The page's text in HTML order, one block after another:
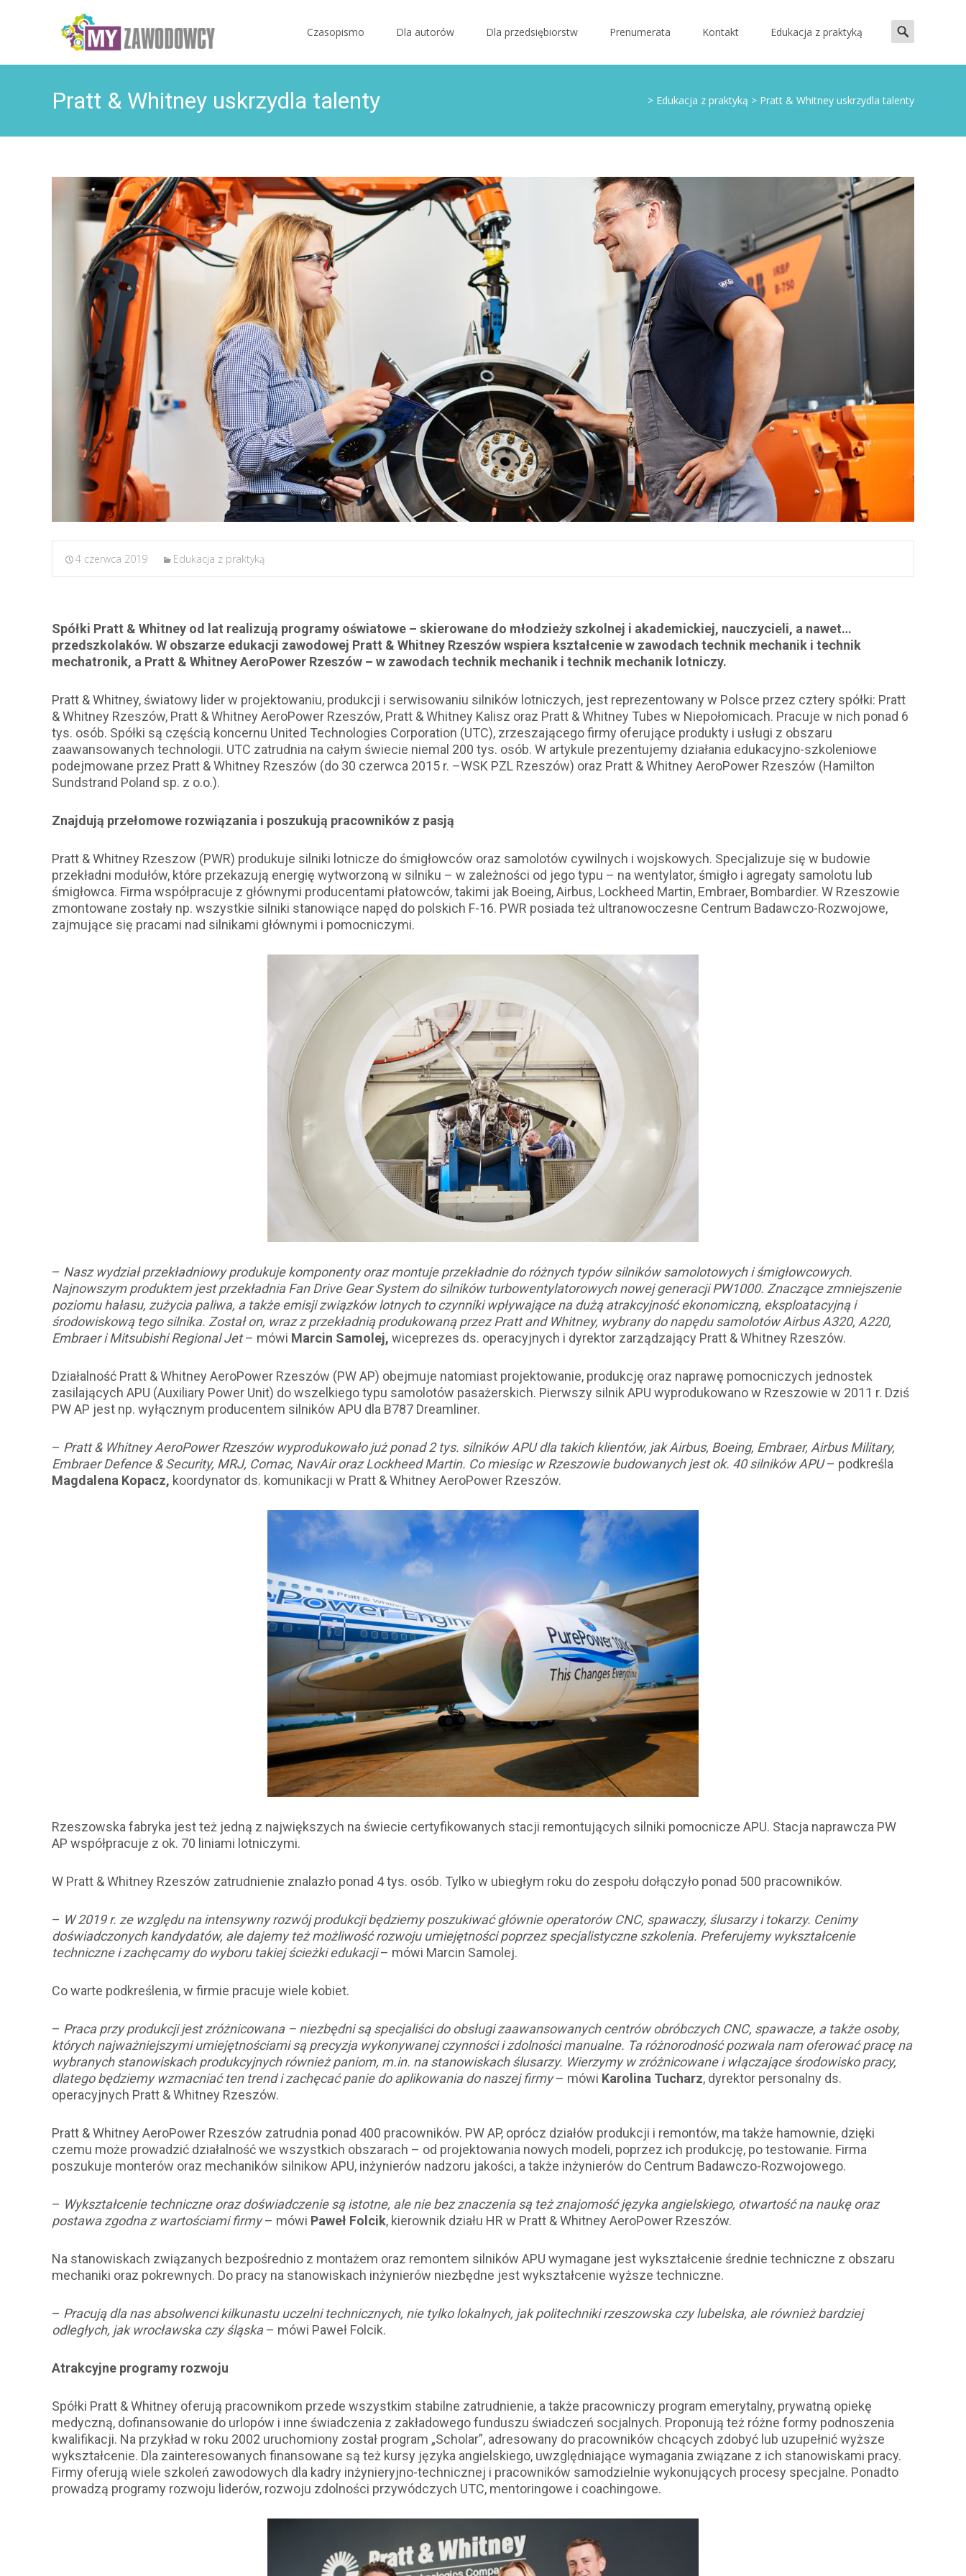
Czasopismo
Dla autorów Dla przedsiębiorstw Prenumerata Kontakt Edukacja z praktyką
Search
for:
Pratt & Whitney uskrzydla talenty > Edukacja z praktyką > Pratt & Whitney uskrzydla talenty
4 czerwca 2019 Edukacja z praktyką
Spółki Pratt & Whitney od lat realizują programy oświatowe – skierowane do młodzieży szkolnej i akademickiej, nauczycieli, a nawet…
przedszkolaków. W obszarze edukacji zawodowej Pratt & Whitney Rzeszów wspiera kształcenie w zawodach technik mechanik i technik
mechatronik, a Pratt & Whitney AeroPower Rzeszów – w zawodach technik mechanik i technik mechanik lotniczy.
Pratt & Whitney, światowy lider w projektowaniu, produkcji i serwisowaniu silników lotniczych, jest reprezentowany w Polsce przez cztery spółki: Pratt
& Whitney Rzeszów, Pratt & Whitney AeroPower Rzeszów, Pratt & Whitney Kalisz oraz Pratt & Whitney Tubes w Niepołomicach. Pracuje w nich ponad 6
tys. osób. Spółki są częścią koncernu United Technologies Corporation (UTC), zrzeszającego firmy oferujące produkty i usługi z obszaru
zaawansowanych technologii. UTC zatrudnia na całym świecie niemal 200 tys. osób. W artykule prezentujemy działania edukacyjno-szkoleniowe
podejmowane przez Pratt & Whitney Rzeszów (do 30 czerwca 2015 r. –WSK PZL Rzeszów) oraz Pratt & Whitney AeroPower Rzeszów (Hamilton
Sundstrand Poland sp. z o.o.).
Znajdują przełomowe rozwiązania i poszukują pracowników z pasją
Pratt & Whitney Rzeszow (PWR) produkuje silniki lotnicze do śmigłowców oraz samolotów cywilnych i wojskowych. Specjalizuje się w budowie
przekładni modułów, które przekazują energię wytworzoną w silniku – w zależności od jego typu – na wentylator, śmigło i agregaty samolotu lub
śmigłowca. Firma współpracuje z głównymi producentami płatowców, takimi jak Boeing, Airbus, Lockheed Martin, Embraer, Bombardier. W Rzeszowie
zmontowane zostały np. wszystkie silniki stanowiące napęd do polskich F-16. PWR posiada też ultranowoczesne Centrum Badawczo-Rozwojowe,
zajmujące się pracami nad silnikami głównymi i pomocniczymi.
– Nasz wydział przekładniowy produkuje komponenty oraz montuje przekładnie do różnych typów silników samolotowych i śmigłowcowych.
Najnowszym produktem jest przekładnia Fan Drive Gear System do silników turbowentylatorowych nowej generacji PW1000. Znaczące zmniejszenie
poziomu hałasu, zużycia paliwa, a także emisji związków lotnych to czynniki wpływające na dużą atrakcyjność ekonomiczną, eksploatacyjną i
środowiskową tego silnika. Został on, wraz z przekładnią produkowaną przez Pratt and Whitney, wybrany do napędu samolotów Airbus A320, A220,
Embraer i Mitsubishi Regional Jet– mówi Marcin Samolej, wiceprezes ds. operacyjnych i dyrektor zarządzający Pratt & Whitney Rzeszów.
Działalność Pratt & Whitney AeroPower Rzeszów (PW AP) obejmuje natomiast projektowanie, produkcję oraz naprawę pomocniczych jednostek
zasilających APU (Auxiliary Power Unit) do wszelkiego typu samolotów pasażerskich. Pierwszy silnik APU wyprodukowano w Rzeszowie w 2011 r. Dziś
PW AP jest np. wyłącznym producentem silników APU dla B787 Dreamliner.
– Pratt & Whitney AeroPower Rzeszów wyprodukowało już ponad 2 tys. silników APU dla takich klientów, jak Airbus, Boeing, Embraer, Airbus Military,
Embraer Defence & Security, MRJ, Comac, NavAir oraz Lockheed Martin. Co miesiąc w Rzeszowie budowanych jest ok. 40 silników APU– podkreśla
Magdalena Kopacz, koordynator ds. komunikacji w Pratt & Whitney AeroPower Rzeszów.
Rzeszowska fabryka jest też jedną z największych na świecie certyfikowanych stacji remontujących silniki pomocnicze APU. Stacja naprawcza PW
AP współpracuje z ok. 70 liniami lotniczymi.
W Pratt & Whitney Rzeszów zatrudnienie znalazło ponad 4 tys. osób. Tylko w ubiegłym roku do zespołu dołączyło ponad 500 pracowników.
– W 2019 r. ze względu na intensywny rozwój produkcji będziemy poszukiwać głównie operatorów CNC, spawaczy, ślusarzy i tokarzy. Cenimy
doświadczonych kandydatów, ale dajemy też możliwość rozwoju umiejętności poprzez specjalistyczne szkolenia. Preferujemy wykształcenie
techniczne i zachęcamy do wyboru takiej ścieżki edukacji– mówi Marcin Samolej.
Co warte podkreślenia, w firmie pracuje wiele kobiet.
– Praca przy produkcji jest zróżnicowana – niezbędni są specjaliści do obsługi zaawansowanych centrów obróbczych CNC, spawacze, a także osoby,
których najważniejszymi umiejętnościami są precyzja wykonywanej czynności i zdolności manualne. Ta różnorodność pozwala nam oferować pracę na
wybranych stanowiskach produkcyjnych również paniom, m.in. na stanowiskach ślusarzy. Wierzymy w zróżnicowane i włączające środowisko pracy,
dlatego będziemy wzmacniać ten trendi zachęcać panie do aplikowania do naszej firmy– mówi Karolina Tucharz, dyrektor personalny ds.
operacyjnych Pratt & Whitney Rzeszów.
Pratt & Whitney AeroPower Rzeszów zatrudnia ponad 400 pracowników. PW AP, oprócz działów produkcji i remontów, ma także hamownie, dzięki
czemu może prowadzić działalność we wszystkich obszarach – od projektowania nowych modeli, poprzez ich produkcję, po testowanie. Firma
poszukuje monterów oraz mechaników silnikow APU, inżynierów nadzoru jakości, a także inżynierów do Centrum Badawczo-Rozwojowego.
– Wykształcenie techniczne oraz doświadczenie są istotne, ale nie bez znaczenia są też znajomość języka angielskiego, otwartość na naukę oraz
postawa zgodna z wartościami firmy– mówi Paweł Folcik, kierownik działu HR w Pratt & Whitney AeroPower Rzeszów.
Na stanowiskach związanych bezpośrednio z montażem oraz remontem silników APU wymagane jest wykształcenie średnie techniczne z obszaru
mechaniki oraz pokrewnych. Do pracy na stanowiskach inżynierów niezbędne jest wykształcenie wyższe techniczne.
– Pracują dla nas absolwenci kilkunastu uczelni technicznych, nie tylko lokalnych, jak politechniki rzeszowska czy lubelska, ale również bardziej
odległych, jak wrocławska czy śląska– mówi Paweł Folcik.
Atrakcyjne programy rozwoju
Spółki Pratt & Whitney oferują pracownikom przede wszystkim stabilne zatrudnienie, a także pracowniczy program emerytalny, prywatną opiekę
medyczną, dofinansowanie do urlopów i inne świadczenia z zakładowego funduszu świadczeń socjalnych. Proponują też różne formy podnoszenia
kwalifikacji. Na przykład w roku 2002 uruchomiony został program „Scholar”, adresowany do pracowników chcących zdobyć lub uzupełnić wyższe
wykształcenie. Dla zainteresowanych finansowane są też kursy języka angielskiego, uwzględniające wymagania związane z ich stanowiskami pracy.
Firmy oferują wiele szkoleń zawodowych dla kadry inżynieryjno-technicznej i pracowników samodzielnie wykonujących procesy specjalne. Ponadto
prowadzą programy rozwoju liderów, rozwoju zdolności przywódczych UTC, mentoringowe i coachingowe.